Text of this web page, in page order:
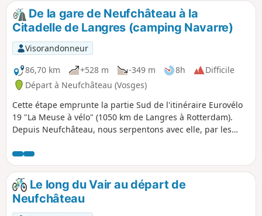
De la gare de Neufchâteau à la
Citadelle de Langres (camping Navarre)
Visorandonneur
86,70 km
+528 m -349 m 8h
Difficile
Départ à Neufchâteau (Vosges)
Cette étape emprunte la partie Sud de l'itinéraire Eurovélo
19 "La Meuse à vélo" (1050 km de Langres à Rotterdam).
Depuis Neufchâteau, nous serpentons avec elle, par les
nous en écartons par des routes peu fréquentées, mais
plus directes car évitant les méandres de la Meuse. Nous
rejoignons l'EV19 un peu avant le site "Source de la Meuse",
sur le plateau de Langres traversé par 3 lignes de partage
des eaux. Le plateau culminant à 450 m, les dénivelés ne
Le long du Vair au départ de
Neufchâteau